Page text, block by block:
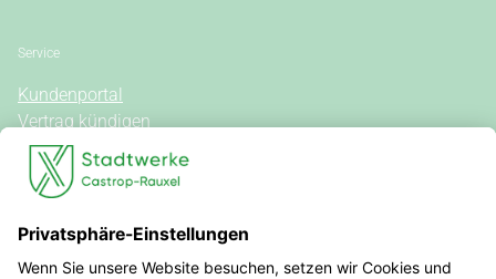
Service
Kundenportal
Vertrag kündigen
Kontakt
Vertrag widerrufen
Allgemeine Hinweise
Vertragsinformationen
Stromkennzeichnung